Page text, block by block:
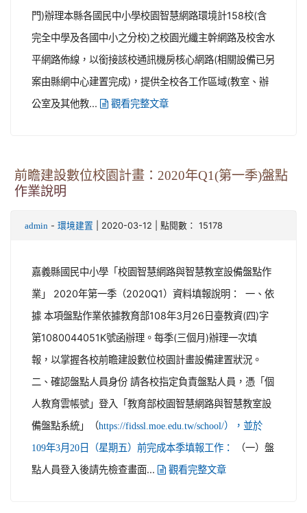
門)辦理本縣各國民中小學校園智慧網路環境計158校(含
完全中學及各國中小之分校)之校園光纖主幹網路及校舍水
平網路佈線，以銜接該校通訊機房核心網路(相關設備已另
案由縣網中心建置完成)，提供全校各工作區域(教室、辦
公室及其他教...
觀看完整文章
前瞻建設數位校園計畫：2020年Q1(第一季)盤點
作業說明
admin - 環境建置 | 2020-03-12 | 點閱數： 15178
嘉義縣國民中小學「校園智慧網路與智慧教室設備盤點作
業」 2020年第一季（2020Q1）資料填報說明： 一、依
據 本項盤點作業依據教育部108年3月26日臺教資(四)字
第1080044051K號函辦理。每季(三個月)辦理一次填
報，以掌握各校前瞻建設數位校園計畫設備建置狀況。
二、確認盤點人員身份 請各校指定負責盤點人員，憑「個
人教育雲帳號」登入「教育部校園智慧網路與智慧教室設
備盤點系統」（https://fidssl.moe.edu.tw/school/），並於
109年3月20日（星期五）前完成本季填報工作：
（一）盤
點人員登入後請先檢查畫面...
觀看完整文章